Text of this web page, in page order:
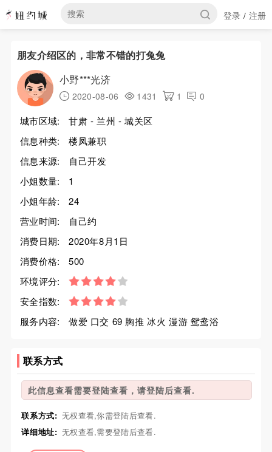
登录 / 注册
朋友介绍区的，非常不错的打兔兔
小野***光济
2020-08-06 1431 1 0
城市区域:
甘肃 - 兰州 - 城关区
信息种类:
楼凤兼职
信息来源:
自己开发
小姐数量:
1
小姐年龄:
24
营业时间:
自己约
消费日期:
2020年8月1日
消费价格:
500
环境评分:
安全指数:
服务内容:
做爱 口交 69 胸推 冰火 漫游 鸳鸯浴
联系方式
此信息查看需要登陆查看，请登陆后查看.
联系方式: 无权查看,你需登陆后查看.
详细地址: 无权查看,需要登陆后查看.